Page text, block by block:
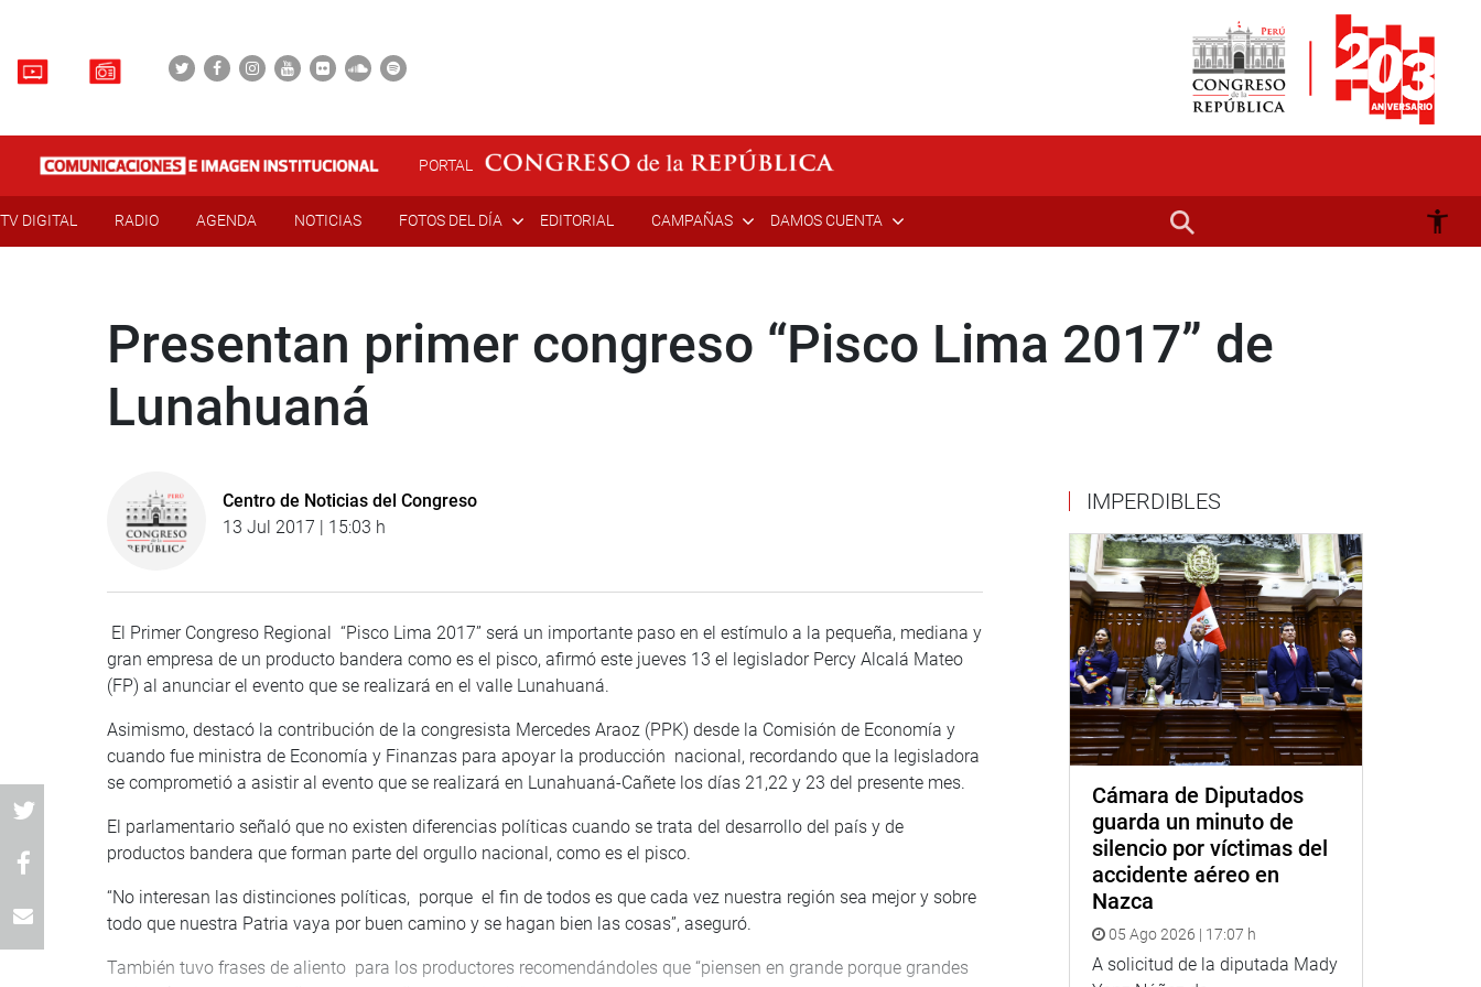
PORTAL
TV DIGITAL RADIO AGENDA NOTICIAS FOTOS DEL DÍA EDITORIAL CAMPAÑAS DAMOS CUENTA
Presentan primer congreso “Pisco Lima 2017” de
Lunahuaná
Centro de Noticias del Congreso
13 Jul 2017 | 15:03 h
El Primer Congreso Regional “Pisco Lima 2017” será un importante paso en el estímulo a la pequeña, mediana y
gran empresa de un producto bandera como es el pisco, afirmó este jueves 13 el legislador Percy Alcalá Mateo
(FP) al anunciar el evento que se realizará en el valle Lunahuaná.
Asimismo, destacó la contribución de la congresista Mercedes Araoz (PPK) desde la Comisión de Economía y
cuando fue ministra de Economía y Finanzas para apoyar la producción nacional, recordando que la legisladora
se comprometió a asistir al evento que se realizará en Lunahuaná-Cañete los días 21,22 y 23 del presente mes.
El parlamentario señaló que no existen diferencias políticas cuando se trata del desarrollo del país y de
productos bandera que forman parte del orgullo nacional, como es el pisco.
“No interesan las distinciones políticas, porque el fin de todos es que cada vez nuestra región sea mejor y sobre
todo que nuestra Patria vaya por buen camino y se hagan bien las cosas”, aseguró.
También tuvo frases de aliento para los productores recomendándoles que “piensen en grande porque grandes
IMPERDIBLES
Cámara de Diputados
guarda un minuto de
silencio por víctimas del
accidente aéreo en
Nazca
05 Ago 2026 | 17:07 h
A solicitud de la diputada Mady